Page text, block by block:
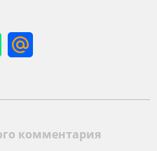
комментария